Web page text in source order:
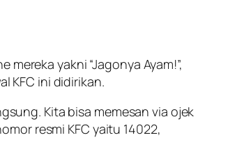
yakni “Jagonya Ayam!”,
KFC ini didirikan.
Kita bisa memesan via ojek
resmi KFC yaitu 14022,